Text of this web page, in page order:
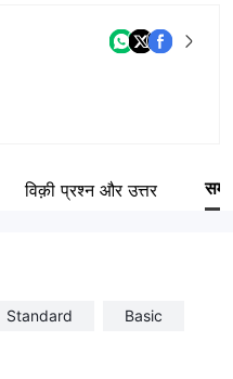
विक़ी प्रश्न और उत्तर
Standard Basic